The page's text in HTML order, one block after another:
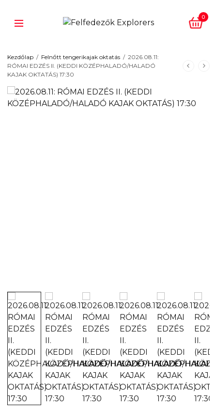
0
Kezdőlap / Felnőtt tengerikajak oktatás / 2026.08.11:
RÓMAI EDZÉS II. (KEDDI KÖZÉPHALADÓ/HALADÓ
KAJAK OKTATÁS) 17:30